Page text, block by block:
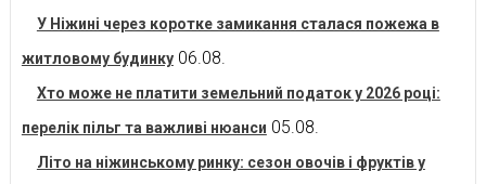
У Ніжині через коротке замикання сталася пожежа в
житловому будинку 06.08.
Хто може не платити земельний податок у 2026 році:
перелік пільг та важливі нюанси 05.08.
Літо на ніжинському ринку: сезон овочів і фруктів у